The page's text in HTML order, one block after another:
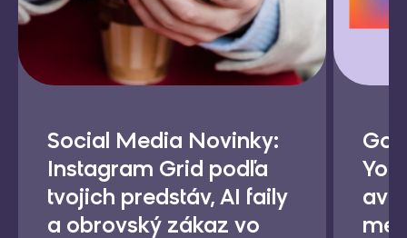
Social Media Novinky:
Instagram Grid podľa
tvojich predstáv, AI faily
a obrovský zákaz vo